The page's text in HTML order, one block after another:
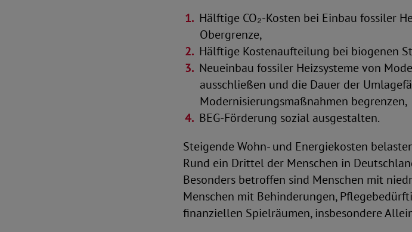
Hälftige CO₂-Kosten bei Einbau fossiler
Obergrenze,
Hälftige Kostenaufteilung bei biogenen
Neueinbau fossiler Heizsysteme von
ausschließen und die Dauer der
Modernisierungsmaßnahmen begrenzen,
BEG-Förderung sozial ausgestalten.
Steigende Wohn- und Energiekosten
Rund ein Drittel der Menschen in
Besonders betroffen sind Menschen mit
Menschen mit Behinderungen,
finanziellen Spielräumen, insbesondere